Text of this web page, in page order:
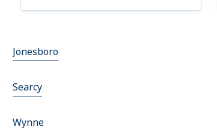
Jonesboro
Searcy
Wynne